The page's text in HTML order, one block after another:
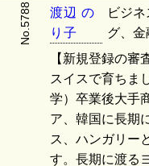
No.5788 渡辺 の
り 子
ビジ
グ、
【新規登録の審
スイスで育ちま
学）卒業後大手
ア、韓国に長期
ス、ハンガリー
す。長期に渡る